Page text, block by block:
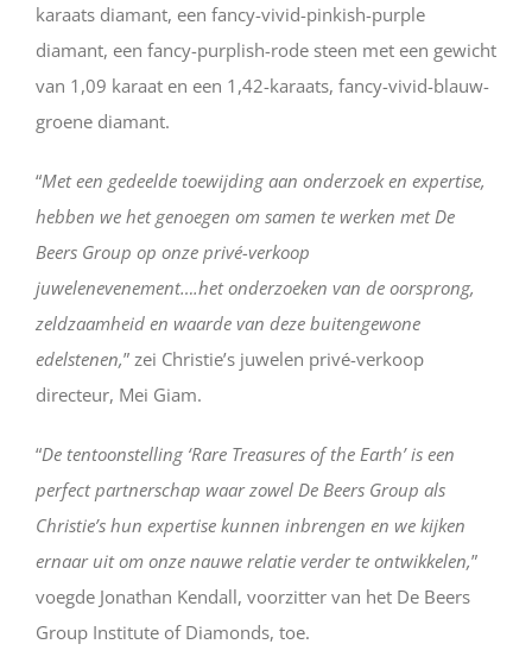
karaats diamant, een fancy-vivid-pinkish-purple
diamant, een fancy-purplish-rode steen met een gewicht
van 1,09 karaat en een 1,42-karaats, fancy-vivid-blauw-
groene diamant.
“Met een gedeelde toewijding aan onderzoek en expertise,
hebben we het genoegen om samen te werken met De
Beers Group op onze privé-verkoop
juwelenevenement….het onderzoeken van de oorsprong,
zeldzaamheid en waarde van deze buitengewone
edelstenen,” zei Christie’s juwelen privé-verkoop
directeur, Mei Giam.
“De tentoonstelling ‘Rare Treasures of the Earth’ is een
perfect partnerschap waar zowel De Beers Group als
Christie’s hun expertise kunnen inbrengen en we kijken
ernaar uit om onze nauwe relatie verder te ontwikkelen,”
voegde Jonathan Kendall, voorzitter van het De Beers
Group Institute of Diamonds, toe.